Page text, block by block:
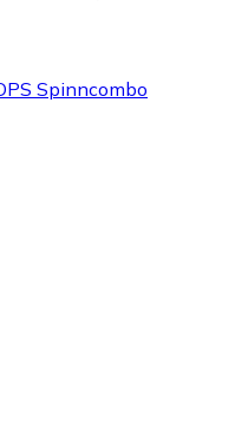
Spinncombo